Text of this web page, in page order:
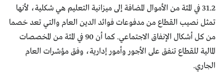
31.2 في المئة من الأموال المضافة إلى ميزانية التعليم هي شكلية، لأنها
تمثل نصيب القطاع من مدفوعات فوائد الدين العام والتي تعد خصما
من كل أشكال الإنفاق الاجتماعي. كما أن 90 في المئة من المخصصات
المالية للقطاع تنفق على الأجور وأمور إدارية، وفق مؤشرات العام
الجاري.